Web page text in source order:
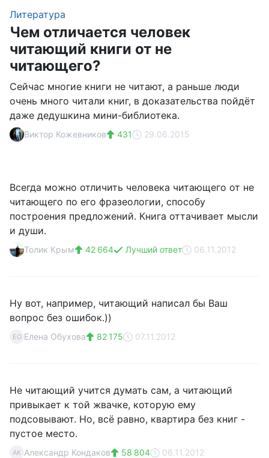
Литература
Чем отличается человек
читающий книги от не
читающего?
Сейчас многие книги не читают, а раньше люди
очень много читали книг, в доказательства пойдёт
даже дедушкина мини-библиотека.
Виктор Кожевников 431 29.06.2015
Всегда можно отличить человека читающего от не
читающего по его фразеологии, способу
построения предложений. Книга оттачивает мысли
и души.
Толик Крым 42 664 Лучший ответ 06.11.2012
Ну вот, например, читающий написал бы Ваш
вопрос без ошибок.))
ЕО Елена Обухова 82 175 07.11.2012
Не читающий учится думать сам, а читающий
привыкает к той жвачке, которую ему
подсовывают. Но, всё равно, квартира без книг -
пустое место.
АК Александр Кондаков 58 804 06.11.2012